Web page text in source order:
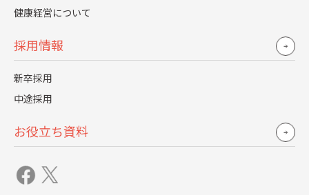
健康経営について
採用情報
新卒採用
中途採用
お役立ち資料